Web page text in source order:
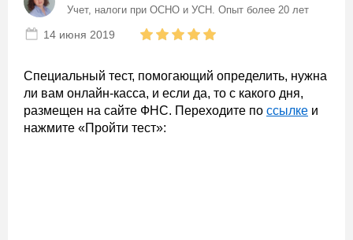
Учет, налоги при ОСНО и УСН. Опыт более 20 лет
14 июня 2019
Специальный тест, помогающий определить, нужна
ли вам онлайн-касса, и если да, то с какого дня,
размещен на сайте ФНС. Переходите по ссылке и
нажмите «Пройти тест»: